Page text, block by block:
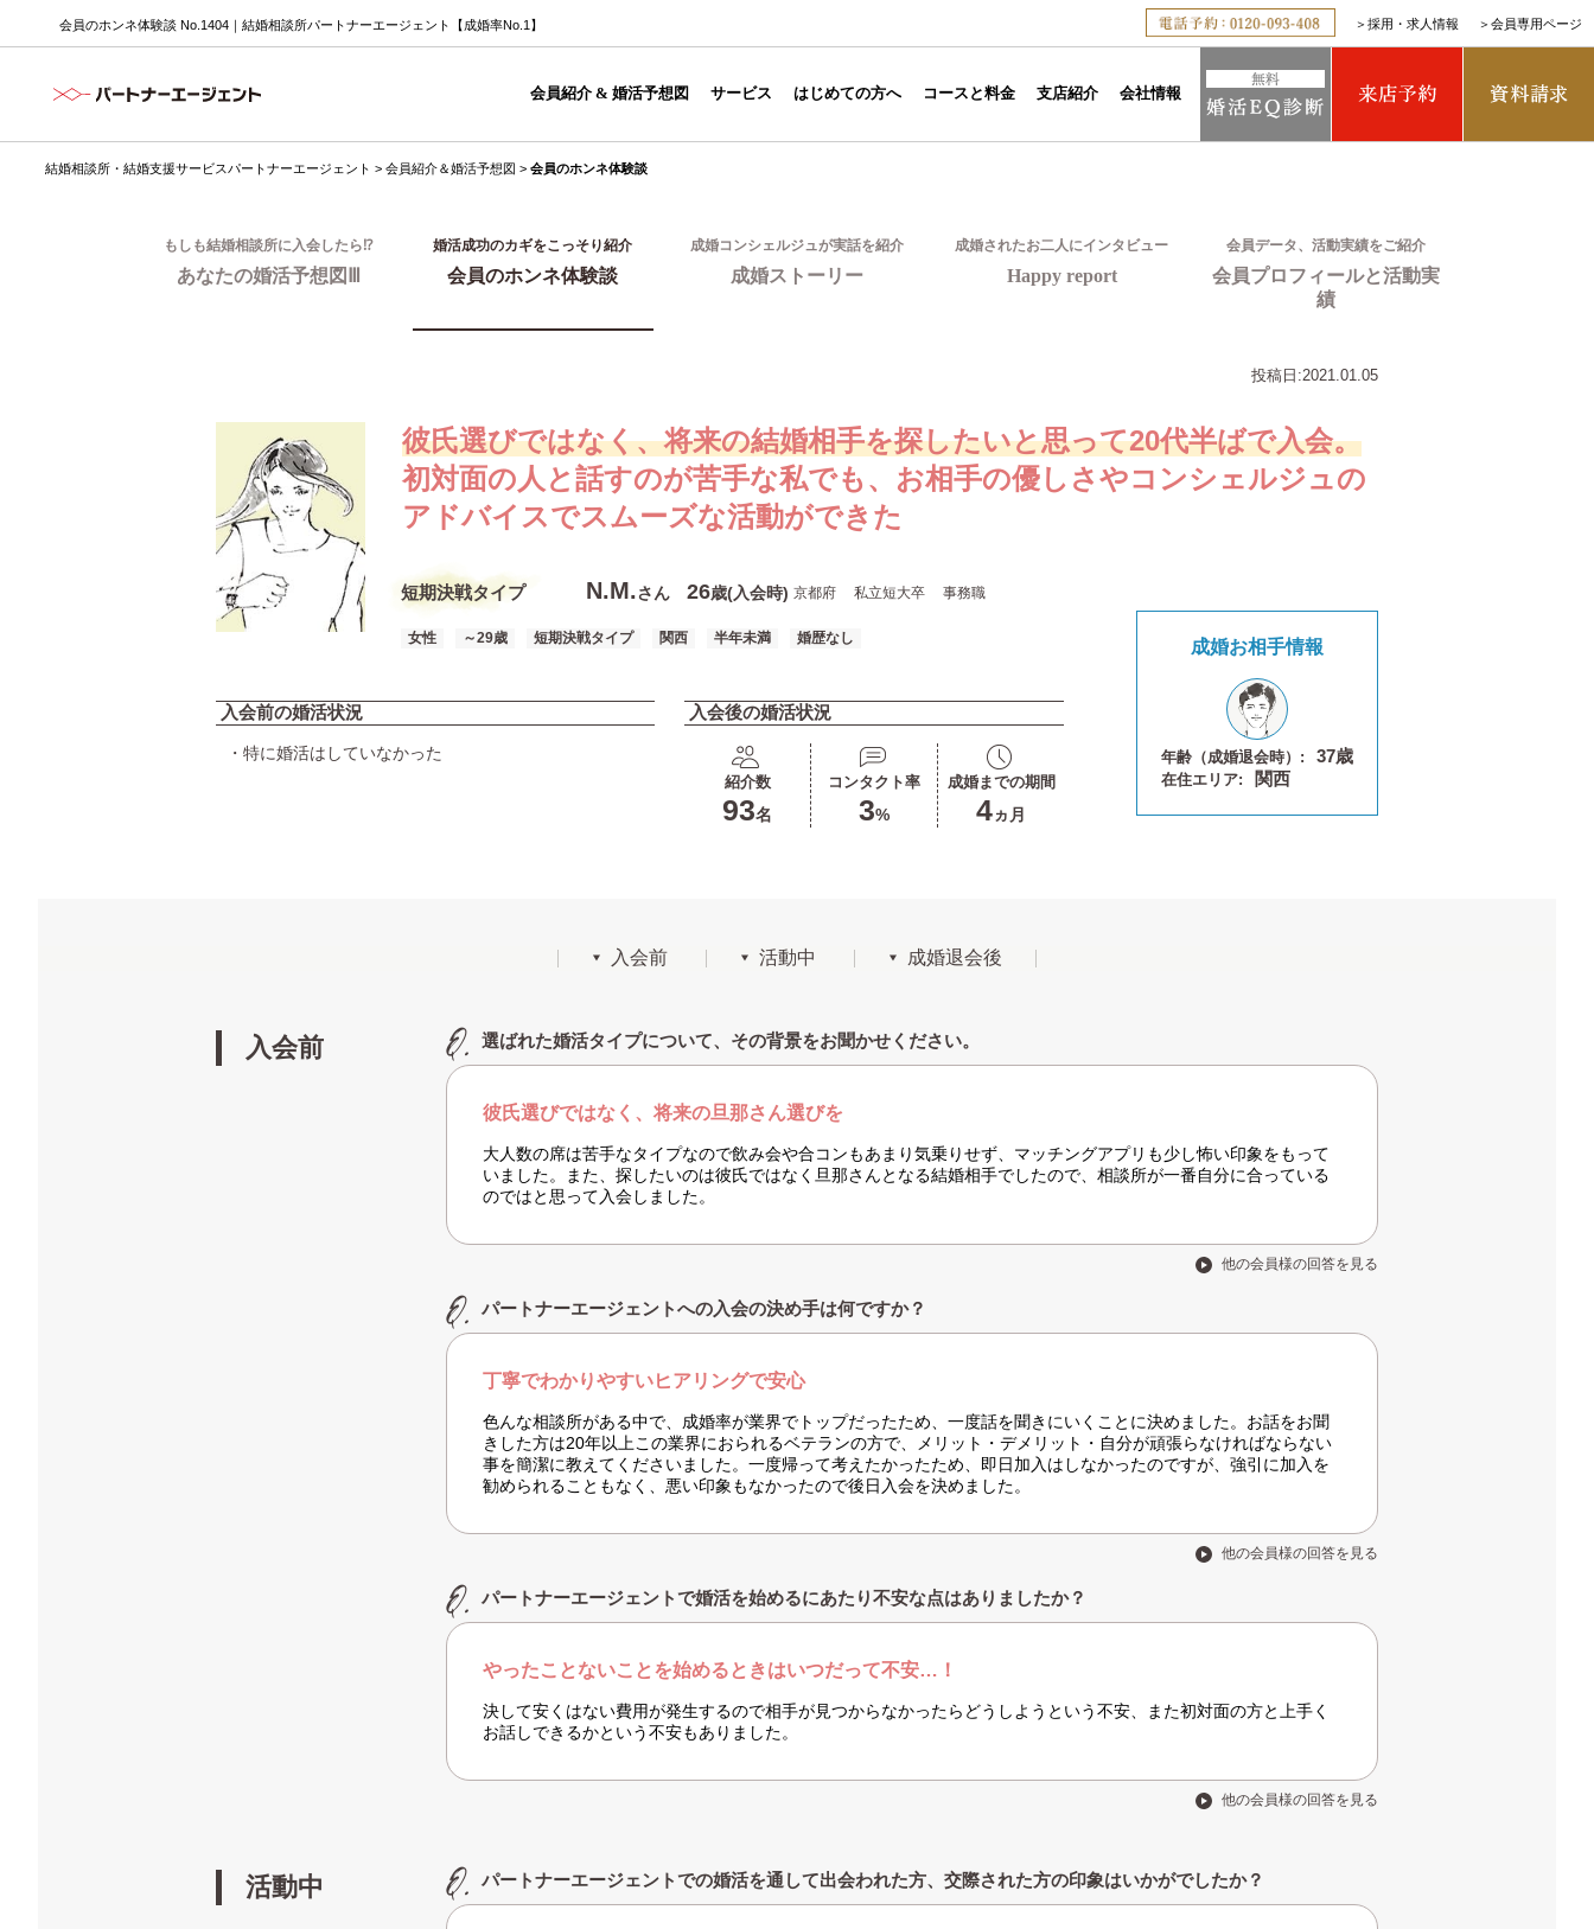
会員のホンネ体験談 No.1404｜結婚相談所パートナーエージェント【成婚率No.1】 ＞ 採用・求人情報 ＞ 会員専用ページ
会員紹介 & 婚活予想図 サービス はじめての方へ コースと料金 支店紹介 会社情報
結婚相談所・結婚支援サービスパートナーエージェント > 会員紹介＆婚活予想図 > 会員のホンネ体験談
もしも結婚相談所に入会したら⁉
あなたの婚活予想図Ⅲ
婚活成功のカギをこっそり紹介
会員のホンネ体験談
成婚コンシェルジュが実話を紹介
成婚ストーリー
成婚されたお二人にインタビュー
Happy report
会員データ、活動実績をご紹介
会員プロフィールと活動実
績
投稿日:2021.01.05
彼氏選びではなく、将来の結婚相手を探したいと思って20代半ばで入会。
初対面の人と話すのが苦手な私でも、お相手の優しさやコンシェルジュの
アドバイスでスムーズな活動ができた
短期決戦タイプ N.M.さん 26歳(入会時) 京都府 私立短大卒 事務職
女性 ～29歳 短期決戦タイプ 関西 半年未満 婚歴なし
入会前の婚活状況
・特に婚活はしていなかった
入会後の婚活状況
紹介数
93名
コンタクト率
3%
成婚までの期間
4ヵ月
成婚お相手情報
年齢（成婚退会時）: 37歳
在住エリア: 関西
入会前 活動中 成婚退会後
入会前 選ばれた婚活タイプについて、その背景をお聞かせください。
彼氏選びではなく、将来の旦那さん選びを
大人数の席は苦手なタイプなので飲み会や合コンもあまり気乗りせず、マッチングアプリも少し怖い印象をもって
いました。また、探したいのは彼氏ではなく旦那さんとなる結婚相手でしたので、相談所が一番自分に合っている
のではと思って入会しました。
他の会員様の回答を見る
パートナーエージェントへの入会の決め手は何ですか？
丁寧でわかりやすいヒアリングで安心
色んな相談所がある中で、成婚率が業界でトップだったため、一度話を聞きにいくことに決めました。お話をお聞
きした方は20年以上この業界におられるベテランの方で、メリット・デメリット・自分が頑張らなければならない
事を簡潔に教えてくださいました。一度帰って考えたかったため、即日加入はしなかったのですが、強引に加入を
勧められることもなく、悪い印象もなかったので後日入会を決めました。
他の会員様の回答を見る
パートナーエージェントで婚活を始めるにあたり不安な点はありましたか？
やったことないことを始めるときはいつだって不安…！
決して安くはない費用が発生するので相手が見つからなかったらどうしようという不安、また初対面の方と上手く
お話しできるかという不安もありました。
他の会員様の回答を見る
活動中 パートナーエージェントでの婚活を通して出会われた方、交際された方の印象はいかがでしたか？